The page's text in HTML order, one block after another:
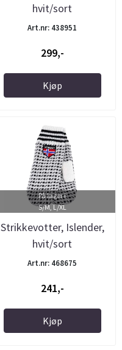
hvit/sort
Art.nr: 438951
299,-
Kjøp
På lager i
S/M, L/XL
Strikkevotter, Islender,
hvit/sort
Art.nr: 468675
241,-
Kjøp